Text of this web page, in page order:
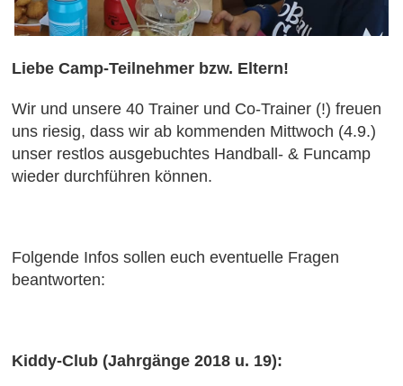
Liebe Camp-Teilnehmer bzw. Eltern!
Wir und unsere 40 Trainer und Co-Trainer (!) freuen
uns riesig, dass wir ab kommenden Mittwoch (4.9.)
unser restlos ausgebuchtes Handball- & Funcamp
wieder durchführen können.
Folgende Infos sollen euch eventuelle Fragen
beantworten:
Kiddy-Club (Jahrgänge 2018 u. 19):